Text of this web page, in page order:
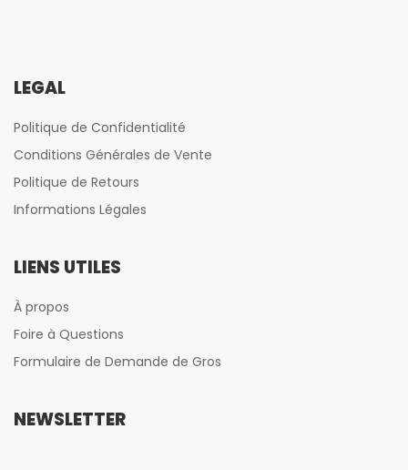
LÉGAL
Politique de Confidentialité
Conditions Générales de Vente
Politique de Retours
Informations Légales
LIENS UTILES
À propos
Foire à Questions
Formulaire de Demande de Gros
NEWSLETTER